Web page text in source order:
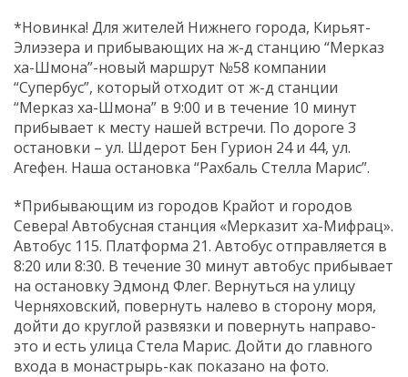
*Новинка! Для жителей Нижнего города, Кирьят-
Элиэзера и прибывающих на ж-д станцию “Мерказ
ха-Шмона”-новый маршрут №58 компании
“Супербус”, который отходит от ж-д станции
“Мерказ ха-Шмона” в 9:00 и в течение 10 минут
прибывает к месту нашей встречи. По дороге 3
остановки – ул. Шдерот Бен Гурион 24 и 44, ул.
Агефен. Наша остановка “Рахбаль Стелла Марис”.
*Прибывающим из городов Крайот и городов
Севера! Автобусная станция «Мерказит ха-Мифрац».
Автобус 115. Платформа 21. Автобус отправляется в
8:20 или 8:30. В течение 30 минут автобус прибывает
на остановку Эдмонд Флег. Вернуться на улицу
Черняховский, повернуть налево в сторону моря,
дойти до круглой развязки и повернуть направо-
это и есть улица Стела Марис. Дойти до главного
входа в монастрырь-как показано на фото.